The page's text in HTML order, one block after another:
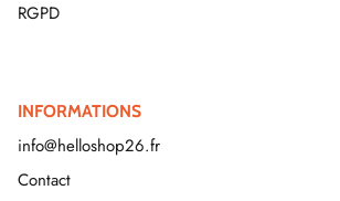
RGPD
INFORMATIONS
info@helloshop26.fr
Contact